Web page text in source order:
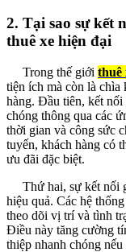
2. Tại sao sự kết
thuê xe hiện đại
Trong thế giới thuê
tiện ích mà còn là chìa
hàng. Đầu tiên, kết nối
chóng thông qua các
thời gian và công sức
tuyến, khách hàng có
ưu đãi đặc biệt.
Thứ hai, sự kết nối
hiệu quả. Các hệ
theo dõi vị trí và tình
Điều này tăng cường
thiệp nhanh chóng nếu